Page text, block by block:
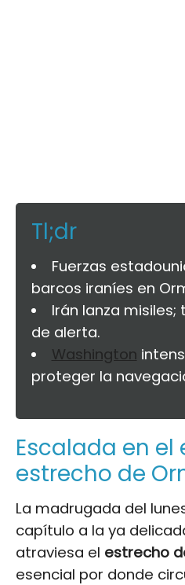
Tl;dr
Fuerzas
barcos iraníes en
Irán lanza
de alerta.
Washington
proteger la
Escalada en
estrecho de
La madrugada del
capítulo a la ya
atraviesa el estrecho
esencial por donde